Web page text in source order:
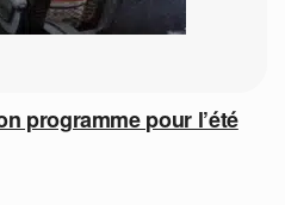
programme pour l’été